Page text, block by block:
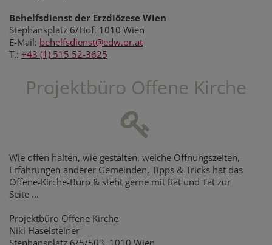
Behelfsdienst der Erzdiözese Wien
Stephansplatz 6/Hof, 1010 Wien
E-Mail: behelfsdienst@edw.or.at
T.: +43 (1) 515 52-3625
Projektbüro Offene Kirche
Wie offen halten, wie gestalten, welche Öffnungszeiten,
Erfahrungen anderer Gemeinden, Tipps & Tricks hat das
Offene-Kirche-Büro & steht gerne mit Rat und Tat zur
Seite ...
Projektbüro Offene Kirche
Niki Haselsteiner
Stephansplatz 6/5/503, 1010 Wien